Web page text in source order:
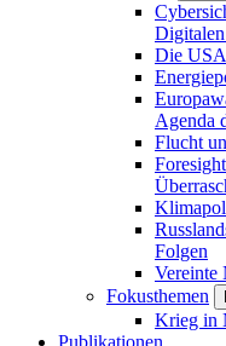
Die USA
Agenda
Flucht
Folgen
Vereinte
Fokusthemen
Krieg in
Publikationen